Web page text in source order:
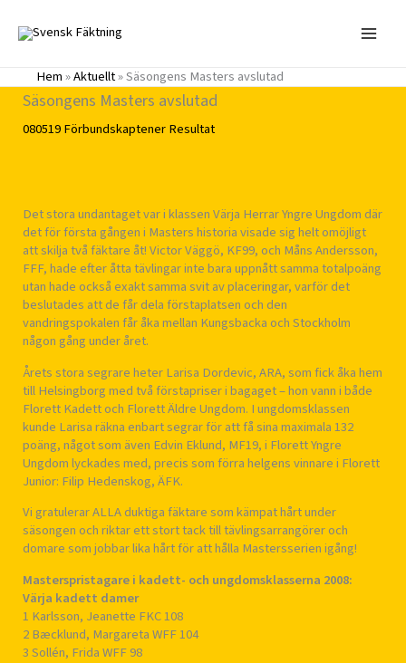
innehåll
Hem»Aktuellt»Säsongens Masters avslutad
Säsongens Masters avslutad
080519FörbundskaptenerResultat
Det stora undantaget var i klassen Värja Herrar Yngre Ungdom där
det för första gången i Masters historia visade sig helt omöjligt
att skilja två fäktare åt! Victor Väggö, KF99, och Måns Andersson,
FFF, hade efter åtta tävlingar inte bara uppnått samma totalpoäng
utan hade också exakt samma svit av placeringar, varför det
beslutades att de får dela förstaplatsen och den
vandringspokalen får åka mellan Kungsbacka och Stockholm
någon gång under året.
Årets stora segrare heter Larisa Dordevic, ARA, som fick åka hem
till Helsingborg med två förstapriser i bagaget – hon vann i både
Florett Kadett och Florett Äldre Ungdom. I ungdomsklassen
kunde Larisa räkna enbart segrar för att få sina maximala 132
poäng, något som även Edvin Eklund, MF19, i Florett Yngre
Ungdom lyckades med, precis som förra helgens vinnare i Florett
Junior: Filip Hedenskog, ÄFK.
Vi gratulerar ALLA duktiga fäktare som kämpat hårt under
säsongen och riktar ett stort tack till tävlingsarrangörer och
domare som jobbar lika hårt för att hålla Mastersserien igång!
Masterspristagare i kadett- och ungdomsklasserna 2008:
Värja kadett damer
1 Karlsson, Jeanette FKC 108
2 Bæcklund, Margareta WFF 104
3 Sollén, Frida WFF 98